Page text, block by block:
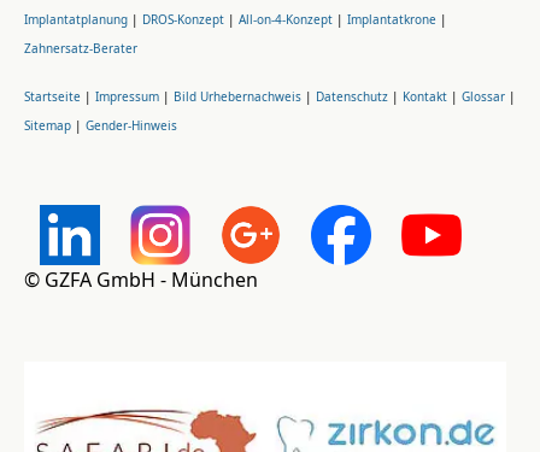
Implantatplanung | DROS-Konzept | All-on-4-Konzept | Implantatkrone |
Zahnersatz-Berater
Startseite | Impressum | Bild Urhebernachweis | Datenschutz | Kontakt | Glossar |
Sitemap | Gender-Hinweis
© GZFA GmbH - München